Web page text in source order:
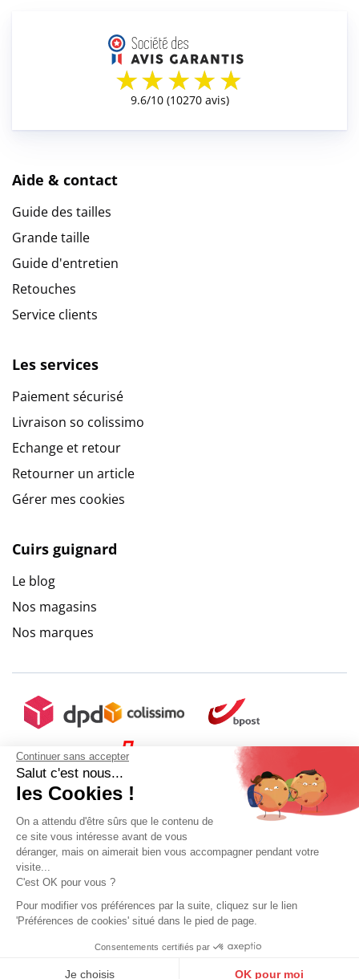
Continuer sans accepter
Salut c'est nous...
les Cookies !
On a attendu d'être sûrs que le contenu de
ce site vous intéresse avant de vous
déranger, mais on aimerait bien vous accompagner pendant votre
visite...
C'est OK pour vous ?
Pour modifier vos préférences par la suite, cliquez sur le lien
'Préférences de cookies' situé dans le pied de page.
Consentements certifiés par
Je choisis OK pour moi
Aide & contact
Guide des tailles
Grande taille
Guide d'entretien
Retouches
Service clients
Les services
Paiement sécurisé
Livraison so colissimo
Echange et retour
Retourner un article
Gérer mes cookies
Cuirs guignard
Le blog
Nos magasins
Nos marques
Gestion des données personnelles